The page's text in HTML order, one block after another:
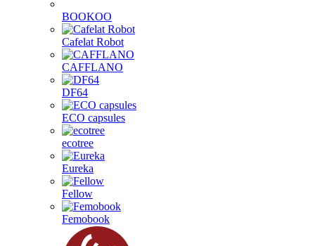
BOOKOO
Cafelat Robot
CAFFLANO
DF64
ECO capsules
ecotree
Eureka
Fellow
Femobook